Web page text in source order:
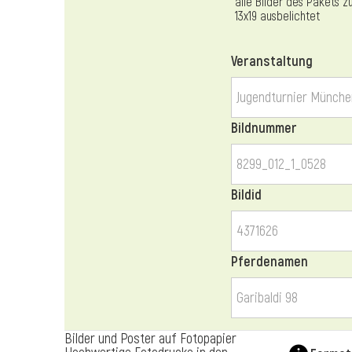
13x19 ausbelichtet
Veranstaltung
Bildnummer
Bildid
Pferdenamen
Bilder und Poster auf Fotopapier